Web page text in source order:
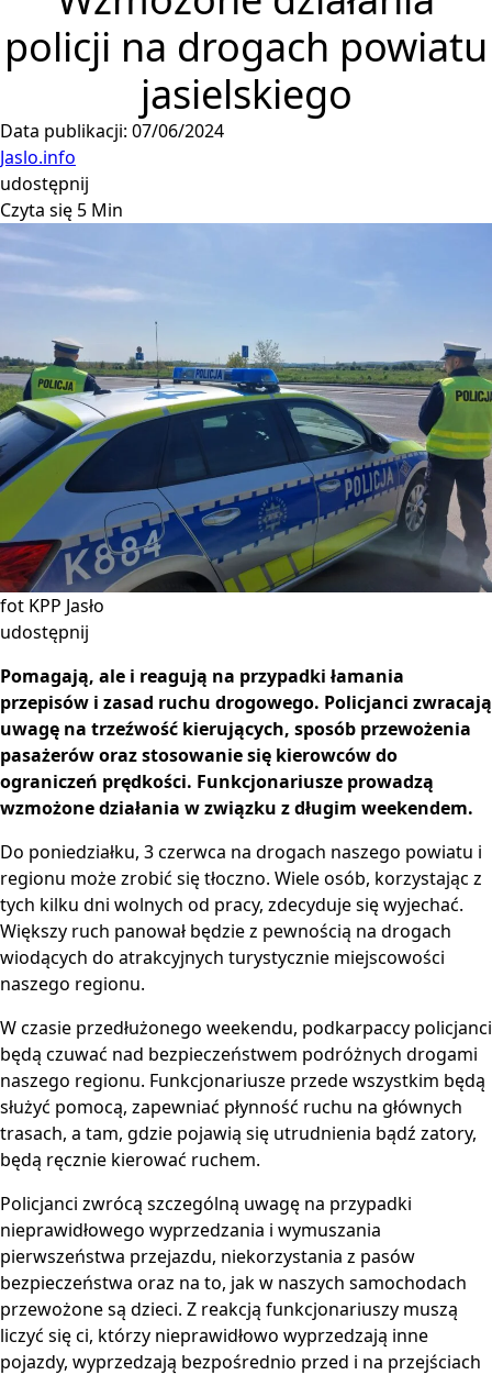
policji na drogach powiatu
jasielskiego
Data publikacji: 07/06/2024
Jaslo.info
udostępnij
Czyta się 5 Min
fot KPP Jasło
udostępnij
Pomagają, ale i reagują na przypadki łamania
przepisów i zasad ruchu drogowego. Policjanci zwracają
uwagę na trzeźwość kierujących, sposób przewożenia
pasażerów oraz stosowanie się kierowców do
ograniczeń prędkości. Funkcjonariusze prowadzą
wzmożone działania w związku z długim weekendem.
Do poniedziałku, 3 czerwca na drogach naszego powiatu i
regionu może zrobić się tłoczno. Wiele osób, korzystając z
tych kilku dni wolnych od pracy, zdecyduje się wyjechać.
Większy ruch panował będzie z pewnością na drogach
wiodących do atrakcyjnych turystycznie miejscowości
naszego regionu.
W czasie przedłużonego weekendu, podkarpaccy policjanci
będą czuwać nad bezpieczeństwem podróżnych drogami
naszego regionu. Funkcjonariusze przede wszystkim będą
służyć pomocą, zapewniać płynność ruchu na głównych
trasach, a tam, gdzie pojawią się utrudnienia bądź zatory,
będą ręcznie kierować ruchem.
Policjanci zwrócą szczególną uwagę na przypadki
nieprawidłowego wyprzedzania i wymuszania
pierwszeństwa przejazdu, niekorzystania z pasów
bezpieczeństwa oraz na to, jak w naszych samochodach
przewożone są dzieci. Z reakcją funkcjonariuszy muszą
liczyć się ci, którzy nieprawidłowo wyprzedzają inne
pojazdy, wyprzedzają bezpośrednio przed i na przejściach